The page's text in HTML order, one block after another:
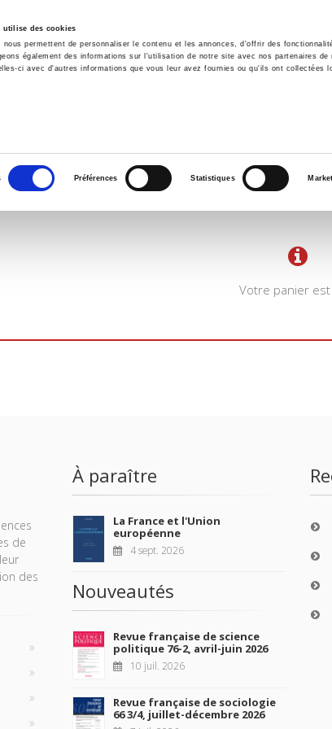
utilise des cookies
nous permettent de personnaliser le contenu et les annonces, d'offrir des
également des informations sur l'utilisation de notre site avec nos partenaires
ci avec d'autres informations que vous leur avez fournies ou qu'ils ont collectées
Préférences Statistiques
Accueil Environnement
Votre panier est
de
des
À paraître
La France et l'Union
européenne
4 sept. 2026
Nouveautés
Revue française de science
politique 76-2, avril-juin 2026
10 juil. 2026
Revue française de sociologie
66 3/4, juillet-décembre 2026